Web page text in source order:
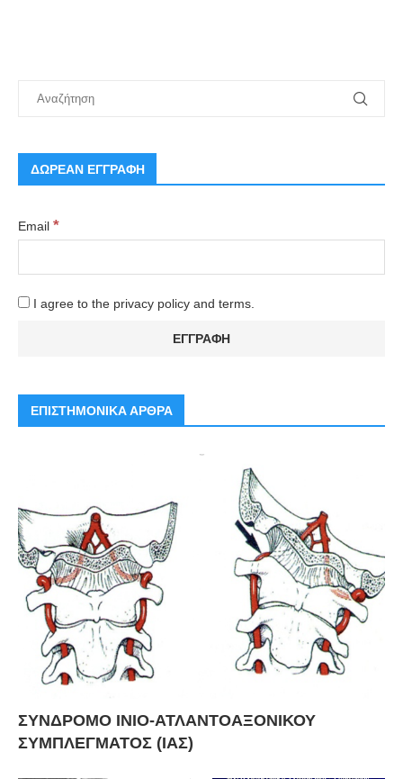
ΔΩΡΕΑΝ ΕΓΓΡΑΦΗ
Email *
I agree to the privacy policy and terms.
ΕΠΙΣΤΗΜΟΝΙΚΑ ΑΡΘΡΑ
ΣΥΝΔΡΟΜΟ ΙΝΙΟ-ΑΤΛΑΝΤΟΑΞΟΝΙΚΟΥ
ΣΥΜΠΛΕΓΜΑΤΟΣ (ΙΑΣ)